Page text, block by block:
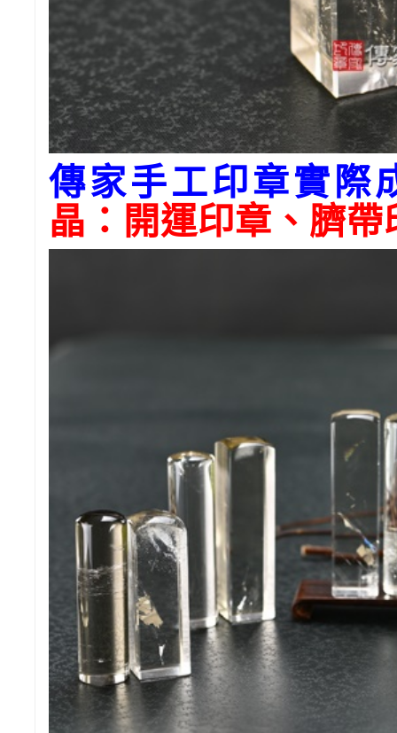
傳家手工印章實際
晶：開運印章、臍帶